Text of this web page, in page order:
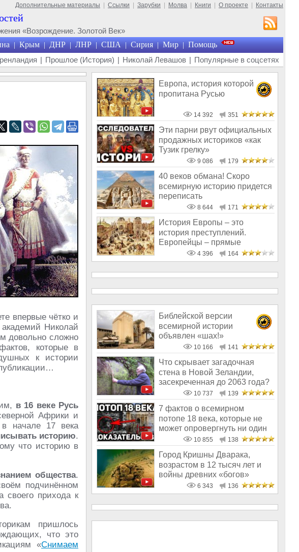
Дополнительные материалы Ссылки Зарубки Молва Книги О проекте Контакты
«Возрождение. Золотой Век»
| Крым | ДНР | ЛНР | США | Сирия | Мир | Помощь
| Прошлое (История) | Николай Левашов | Популярные в соцсетях
впервые чётко и
академий Николай
довольно сложно
которые в
к истории
в 16 веке Русь
Африки и
начале 17 века
историю.
что историю в
общества.
подчинённом
своего прихода к
пришлось
что это
«Снимаем
Европа, история которой
пропитана Русью
14 392 351
Эти парни рвут официальных
продажных историков «как
Тузик грелку»
9 086 179
40 веков обмана! Скоро
всемирную историю придется
переписать
8 644 171
История Европы – это
история преступлений.
Европейцы – прямые
наследники насильнико
4 396 164
Библейской версии
всемирной истории
объявлен «шах!»
10 166 141
Что скрывает загадочная
стена в Новой Зеландии,
засекреченная до 2063 года?
10 737 139
7 фактов о всемирном
потопе 18 века, которые не
может опровергнуть ни один
историк
10 855 138
Город Кришны Дварака,
возрастом в 12 тысяч лет и
войны древних «богов»
6 343 136